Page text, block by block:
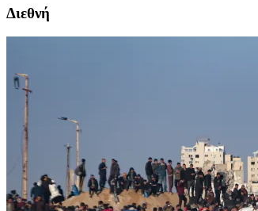
Διεθνή